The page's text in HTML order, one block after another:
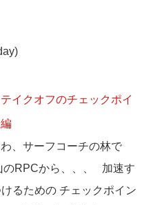
イクオフのチェックポイ
、サーフコーチの林で
のRPCから、、、 加速す
るための チェックポイン